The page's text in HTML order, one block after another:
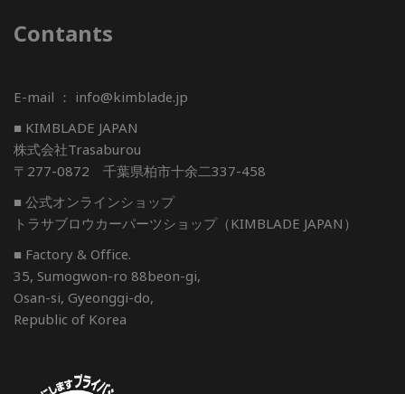
Contants
E-mail ： info@kimblade.jp
■ KIMBLADE JAPAN
株式会社Trasaburou
〒277-0872 千葉県柏市十余二337-458
■ 公式オンラインショップ
トラサブロウカーパーツショップ（KIMBLADE JAPAN）
■ Factory & Office.
35, Sumogwon-ro 88beon-gi,
Osan-si, Gyeonggi-do,
Republic of Korea